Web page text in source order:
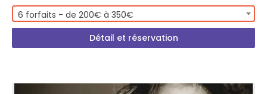
6 forfaits - de 200€ à 350€
Détail et réservation